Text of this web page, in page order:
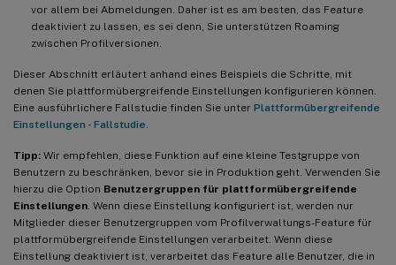
vor allem bei Abmeldungen. Daher ist es am besten, das Feature
deaktiviert zu lassen, es sei denn, Sie unterstützen Roaming
zwischen Profilversionen.
Dieser Abschnitt erläutert anhand eines Beispiels die Schritte, mit
denen Sie plattformübergreifende Einstellungen konfigurieren können.
Eine ausführlichere Fallstudie finden Sie unter Plattformübergreifende
Einstellungen - Fallstudie
Tipp: Wir empfehlen, diese Funktion auf eine kleine Testgruppe von
Benutzern zu beschränken, bevor sie in Produktion geht. Verwenden Sie
hierzu die Option Benutzergruppen für plattformübergreifende
Einstellungen . Wenn diese Einstellung konfiguriert ist, werden nur
Mitglieder dieser Benutzergruppen vom Profilverwaltungs-Feature für
plattformübergreifende Einstellungen verarbeitet. Wenn diese
Einstellung deaktiviert ist, verarbeitet das Feature alle Benutzer, die in